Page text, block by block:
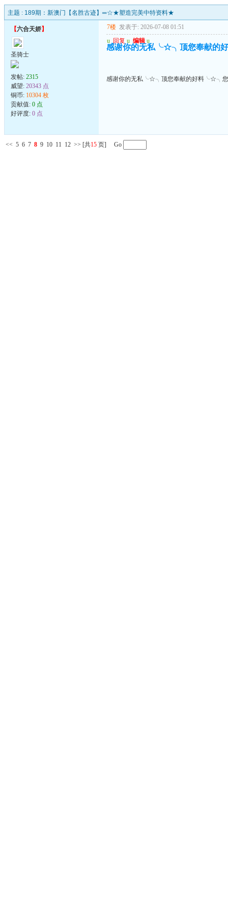
主题 : 189期：新澳门【名胜古迹】═☆★塑造完美中特资料★
【六合天娇】
圣骑士
发帖: 2315
威望: 20343 点
铜币: 10304 枚
贡献值: 0 点
好评度: 0 点
7楼 发表于: 2026-07-08 01:51
u 回复 u 编辑 u
感谢你的无私╰☆╮顶您奉献
感谢你的无私╰☆╮顶您奉献的好料
<< 5 6 7 8 9 10 11 12 >> [共15 页] Go